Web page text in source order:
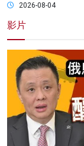
2026-08-04
影片